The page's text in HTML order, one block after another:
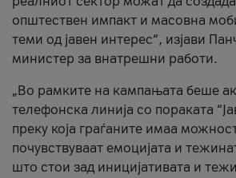
општествен импакт и масовна
теми од јавен интерес“, изјави
министер за внатрешни работи.
„Во рамките на кампањата беше
телефонска линија со пораката
преку која граѓаните имаа
почувствуваат емоцијата и
што стои зад иницијативата и